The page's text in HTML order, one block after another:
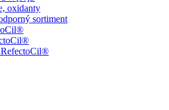
oxidanty
sortiment